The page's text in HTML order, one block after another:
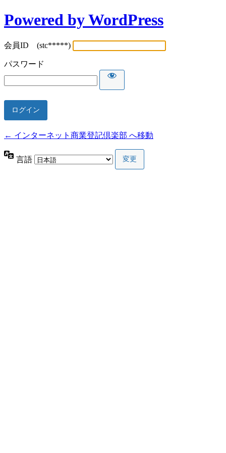
Powered by WordPress
会員ID (stc*****)
パスワード
← インターネット商業登記倶楽部 へ移動
言語